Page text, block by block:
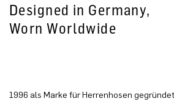
Designed in Germany,
Worn Worldwide
1996 als Marke für Herrenhosen